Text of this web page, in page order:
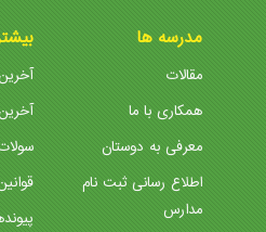
مدرسه ها
مقالات
همکاری با ما
معرفی به دوستان
اطلاع رسانی ثبت نام
مدارس